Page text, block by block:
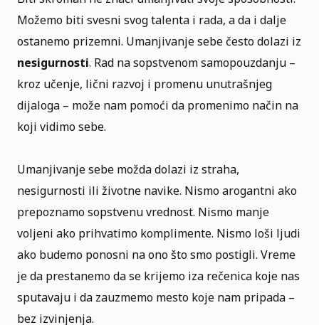
Možemo biti svesni svog talenta i rada, a da i dalje
ostanemo prizemni. Umanjivanje sebe često dolazi iz
nesigurnosti. Rad na sopstvenom samopouzdanju –
kroz učenje, lični razvoj i promenu unutrašnjeg
dijaloga – može nam pomoći da promenimo način na
koji vidimo sebe.
Umanjivanje sebe možda dolazi iz straha,
nesigurnosti ili životne navike. Nismo arogantni ako
prepoznamo sopstvenu vrednost. Nismo manje
voljeni ako prihvatimo komplimente. Nismo loši ljudi
ako budemo ponosni na ono što smo postigli. Vreme
je da prestanemo da se krijemo iza rečenica koje nas
sputavaju i da zauzmemo mesto koje nam pripada –
bez izvinjenja.